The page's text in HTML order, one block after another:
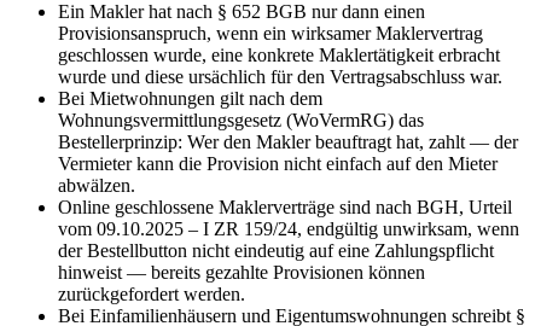
Ein Makler hat nach § 652 BGB nur dann einen
Provisionsanspruch, wenn ein wirksamer Maklervertrag
geschlossen wurde, eine konkrete Maklertätigkeit erbracht
wurde und diese ursächlich für den Vertragsabschluss war.
Bei Mietwohnungen gilt nach dem
Wohnungsvermittlungsgesetz (WoVermRG) das
Bestellerprinzip: Wer den Makler beauftragt hat, zahlt — der
Vermieter kann die Provision nicht einfach auf den Mieter
abwälzen.
Online geschlossene Maklerverträge sind nach BGH, Urteil
vom 09.10.2025 – I ZR 159/24, endgültig unwirksam, wenn
der Bestellbutton nicht eindeutig auf eine Zahlungspflicht
hinweist — bereits gezahlte Provisionen können
zurückgefordert werden.
Bei Einfamilienhäusern und Eigentumswohnungen schreibt §